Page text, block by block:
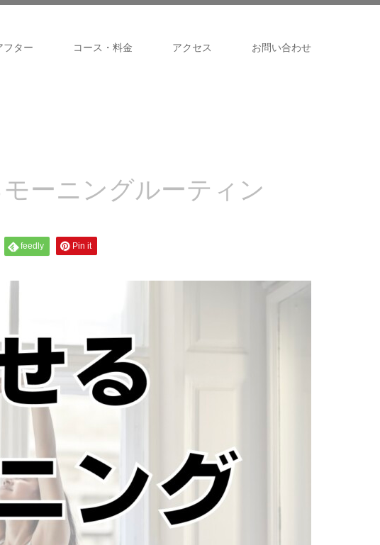
フター コース・料金 アクセス お問い合わせ
ーニングルーティン
feedly Pin it